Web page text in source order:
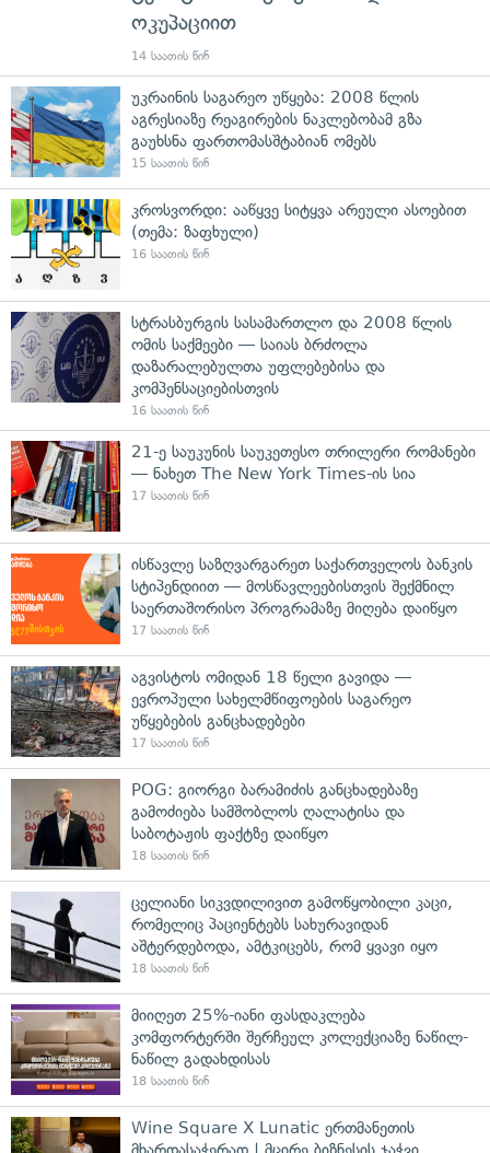
ოკუპაციით
14 საათის წინ
უკრაინის საგარეო უწყება: 2008 წლის
აგრესიაზე რეაგირების ნაკლებობამ გზა
გაუხსნა ფართომასშტაბიან ომებს
15 საათის წინ
კროსვორდი: ააწყვე სიტყვა არეული ასოებით
(თემა: ზაფხული)
16 საათის წინ
სტრასბურგის სასამართლო და 2008 წლის
ომის საქმეები — საიას ბრძოლა
დაზარალებულთა უფლებებისა და
კომპენსაციებისთვის
16 საათის წინ
21-ე საუკუნის საუკეთესო თრილერი რომანები
— ნახეთ The New York Times-ის სია
17 საათის წინ
ისწავლე საზღვარგარეთ საქართველოს ბანკის
სტიპენდიით — მოსწავლეებისთვის შექმნილ
საერთაშორისო პროგრამაზე მიღება დაიწყო
17 საათის წინ
აგვისტოს ომიდან 18 წელი გავიდა —
ევროპული სახელმწიფოების საგარეო
უწყებების განცხადებები
17 საათის წინ
POG: გიორგი ბარამიძის განცხადებაზე
გამოძიება სამშობლოს ღალატისა და
საბოტაჟის ფაქტზე დაიწყო
18 საათის წინ
ცელიანი სიკვდილივით გამოწყობილი კაცი,
რომელიც პაციენტებს სახურავიდან
აშტერდებოდა, ამტკიცებს, რომ ყვავი იყო
18 საათის წინ
მიიღეთ 25%-იანი ფასდაკლება
კომფორტერში შერჩეულ კოლექციაზე ნაწილ-
ნაწილ გადახდისას
18 საათის წინ
Wine Square X Lunatic ერთმანეთის